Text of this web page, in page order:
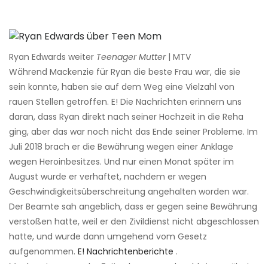
Ryan Edwards weiter Teenager Mutter| MTV
Während Mackenzie für Ryan die beste Frau war, die sie
sein konnte, haben sie auf dem Weg eine Vielzahl von
rauen Stellen getroffen. E! Die Nachrichten erinnern uns
daran, dass Ryan direkt nach seiner Hochzeit in die Reha
ging, aber das war noch nicht das Ende seiner Probleme. Im
Juli 2018 brach er die Bewährung wegen einer Anklage
wegen Heroinbesitzes. Und nur einen Monat später im
August wurde er verhaftet, nachdem er wegen
Geschwindigkeitsüberschreitung angehalten worden war.
Der Beamte sah angeblich, dass er gegen seine Bewährung
verstoßen hatte, weil er den Zivildienst nicht abgeschlossen
hatte, und wurde dann umgehend vom Gesetz
aufgenommen. E! Nachrichtenberichte .